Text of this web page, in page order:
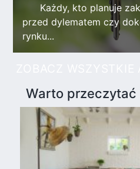
Każdy, kto planuje
przed dylematem czy
rynku...
Warto przeczytać